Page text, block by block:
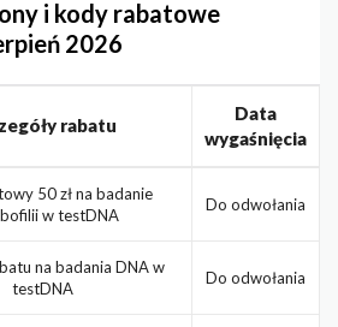
i kody rabatowe
2026
rabatu
Data
wygaśnięcia
50 zł na badanie
w testDNA
Do odwołania
na badania DNA w
testDNA
Do odwołania